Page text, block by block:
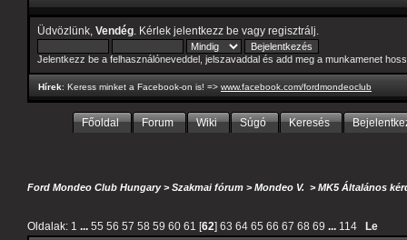
Üdvözlünk, Vendég . Kérlek jelentkezz be vagy regisztrálj
Jelentkezz be a felhasználóneveddel, jelszavaddal és add meg a munkamenet
Hírek: Keress minket a Facebook-on is! => www.facebook.com/fordmondeoclub
Főoldal Forum Wiki Súgó Keresés
Ford Mondeo Club Hungary>Szakmai fórum >Mondeo V. >MK5 Általános
Oldalak: 1 ... 55 56 57 58 59 60 61 [62] 63 64 65 66 67 68 69 ... 114
Le